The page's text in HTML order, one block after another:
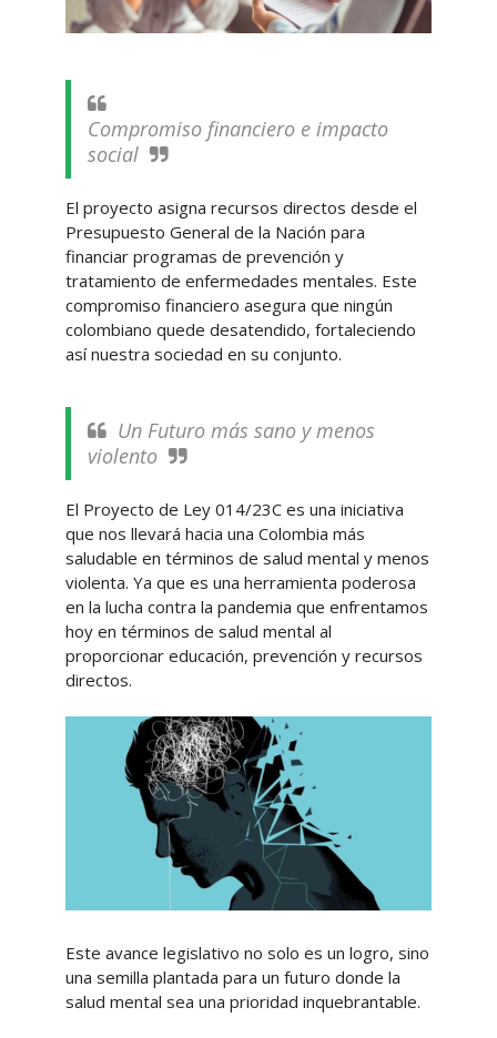
Compromiso financiero e impacto
social
El proyecto asigna recursos directos desde el
Presupuesto General de la Nación para
financiar programas de prevención y
tratamiento de enfermedades mentales. Este
compromiso financiero asegura que ningún
colombiano quede desatendido, fortaleciendo
así nuestra sociedad en su conjunto.
Un Futuro más sano y menos
violento
El Proyecto de Ley 014/23C es una iniciativa
que nos llevará hacia una Colombia más
saludable en términos de salud mental y menos
violenta. Ya que es una herramienta poderosa
en la lucha contra la pandemia que enfrentamos
hoy en términos de salud mental al
proporcionar educación, prevención y recursos
directos.
Este avance legislativo no solo es un logro, sino
una semilla plantada para un futuro donde la
salud mental sea una prioridad inquebrantable.